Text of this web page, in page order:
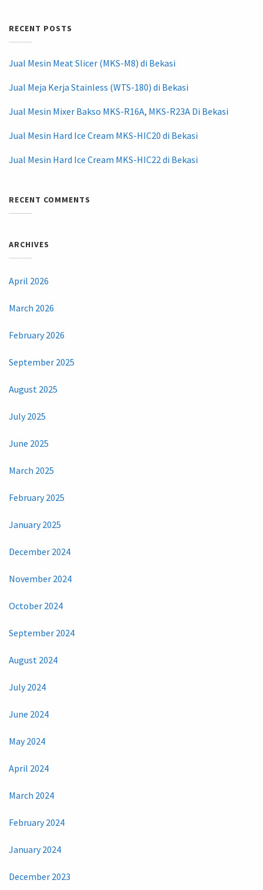
RECENT POSTS
Jual Mesin Meat Slicer (MKS-M8) di Bekasi
Jual Meja Kerja Stainless (WTS-180) di Bekasi
Jual Mesin Mixer Bakso MKS-R16A, MKS-R23A Di Bekasi
Jual Mesin Hard Ice Cream MKS-HIC20 di Bekasi
Jual Mesin Hard Ice Cream MKS-HIC22 di Bekasi
RECENT COMMENTS
ARCHIVES
April 2026
March 2026
February 2026
September 2025
August 2025
July 2025
June 2025
March 2025
February 2025
January 2025
December 2024
November 2024
October 2024
September 2024
August 2024
July 2024
June 2024
May 2024
April 2024
March 2024
February 2024
January 2024
December 2023